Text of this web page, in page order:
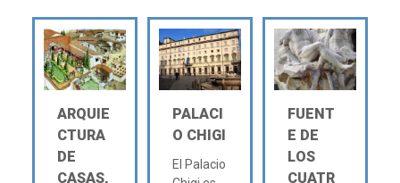
ARQUIE
CTURA
DE
CASAS,
PALACI
O CHIGI
El Palacio
FUENT
E DE
LOS
CUATR